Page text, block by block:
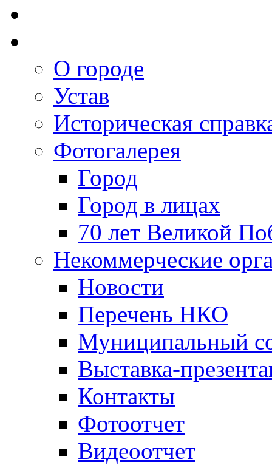
О городе
Устав
Историческая
Фотогалерея
Город
Город в лицах
70 лет Великой
Некоммерческие
Новости
Перечень НКО
Муниципальный
Выставка-
Контакты
Фотоотчет
Видеоотчет